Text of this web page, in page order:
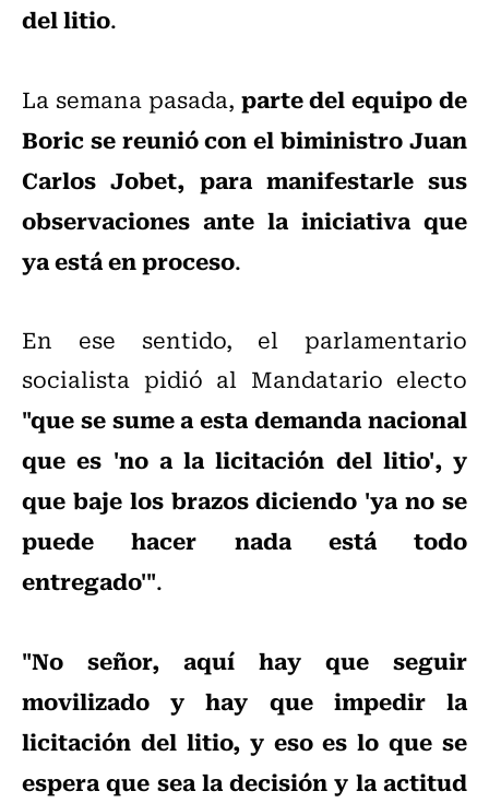
del litio.
La semana pasada, parte del equipo de
Boric se reunió con el biministro Juan
Carlos Jobet, para manifestarle sus
observaciones ante la iniciativa que
ya está en proceso.
En ese sentido, el parlamentario
socialista pidió al Mandatario electo
"que se sume a esta demanda nacional
que es 'no a la licitación del litio', y
que baje los brazos diciendo 'ya no se
puede hacer nada está todo
entregado'".
"No señor, aquí hay que seguir
movilizado y hay que impedir la
licitación del litio, y eso es lo que se
espera que sea la decisión y la actitud